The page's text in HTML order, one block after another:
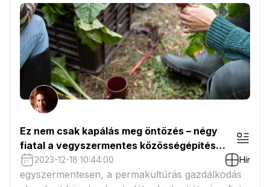
Ez nem csak kapálás meg öntözés – négy
fiatal a vegyszermentes közösségépítés
mellett döntött
2023-12-18 10:44:00 Hír
egyszermentesen, a permakultúrás gazdálkodás